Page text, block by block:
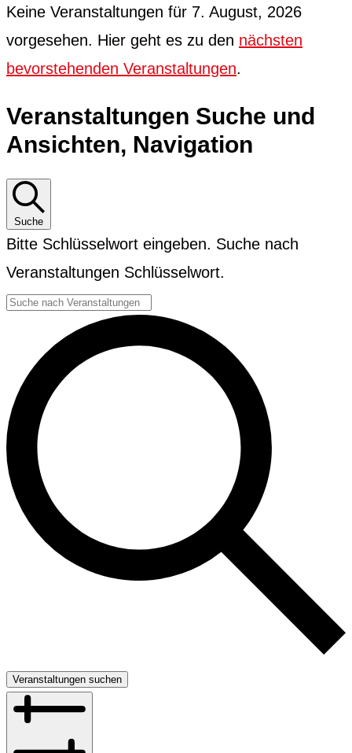
Keine Veranstaltungen für 7. August, 2026
vorgesehen. Hier geht es zu den nächsten
bevorstehenden Veranstaltungen.
Veranstaltungen Suche und
Ansichten, Navigation
Suche
Bitte Schlüsselwort eingeben. Suche nach
Veranstaltungen Schlüsselwort.
Veranstaltungen suchen